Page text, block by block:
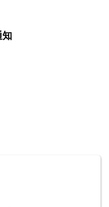
知